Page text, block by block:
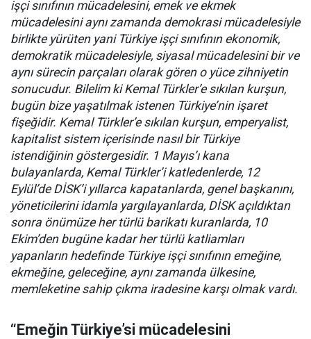
işçi sınıfının mücadelesini, emek ve ekmek
mücadelesini aynı zamanda demokrasi mücadelesiyle
birlikte yürüten yani Türkiye işçi sınıfının ekonomik,
demokratik mücadelesiyle, siyasal mücadelesini bir ve
aynı sürecin parçaları olarak gören o yüce zihniyetin
sonucudur. Bilelim ki Kemal Türkler’e sıkılan kurşun,
bugün bize yaşatılmak istenen Türkiye’nin işaret
fişeğidir. Kemal Türkler’e sıkılan kurşun, emperyalist,
kapitalist sistem içerisinde nasıl bir Türkiye
istendiğinin göstergesidir. 1 Mayıs’ı kana
bulayanlarda, Kemal Türkler’i katledenlerde, 12
Eylül’de DİSK’i yıllarca kapatanlarda, genel başkanını,
yöneticilerini idamla yargılayanlarda, DİSK açıldıktan
sonra önümüze her türlü barikatı kuranlarda, 10
Ekim’den bugüne kadar her türlü katliamları
yapanların hedefinde Türkiye işçi sınıfının emeğine,
ekmeğine, geleceğine, aynı zamanda ülkesine,
memleketine sahip çıkma iradesine karşı olmak vardı.
“Emeğin Türkiye’si mücadelesini